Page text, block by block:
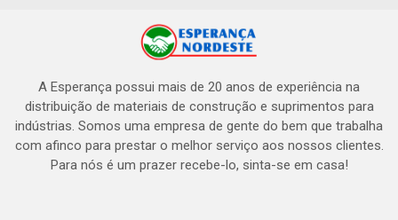
A Esperança possui mais de 20 anos de experiência na
distribuição de materiais de construção e suprimentos para
indústrias. Somos uma empresa de gente do bem que trabalha
com afinco para prestar o melhor serviço aos nossos clientes.
Para nós é um prazer recebe-lo, sinta-se em casa!